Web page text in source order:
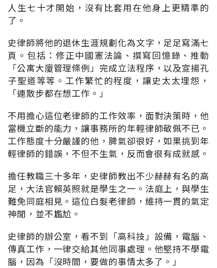
人生七十才開始，沒有比套用在他身上更精準的
了。
史律師將他的退休生涯規劃化為文字，足足寫滿七
頁。包括：修正中國憲法論、撰寫回憶錄、推動
「公寓大廈管理條例」完成立法程序，以及宣揚孔
子聖道等等。工作繁忙的程度，讓史太太埋怨，
「連散步都在想工作。」
不用擔心這位老律師的工作效率，面對決策時，他
當機立斷的能力，讓事務所的年輕律師敬佩不已。
工作態度十分嚴謹的他，脾氣卻很好，如果挑到年
輕律師的錯誤，不但不生氣，反而會很有成就感。
擔任教職三十多年，史律師教出不少赫赫有名的高
足，大法官賴英照就是學生之一。法庭上，與學生
難免同庭相見。這位白髮老律師，維持一貫的氣定
神閒，並不尷尬。
史律師的辦公室，看不到「高科技」設備，電腦、
傳真工作，一律交給其他同事處理。他堅持不學電
腦，因為「沒時間，要做的事情太多了。」